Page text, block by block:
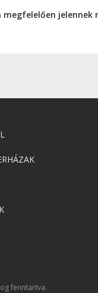
jelennek
fenntartva.